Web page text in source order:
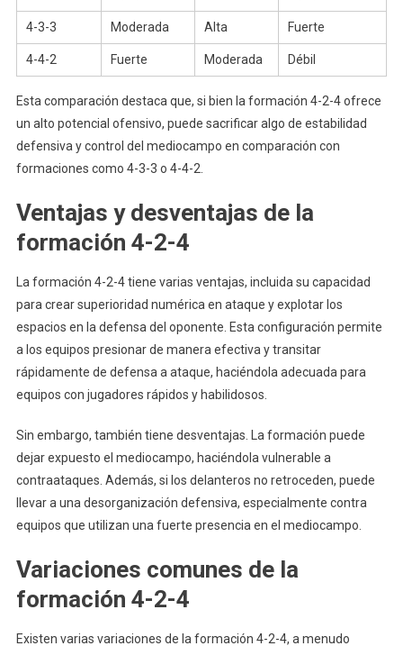
4-3-3 Moderada Alta Fuerte
4-4-2 Fuerte Moderada Débil
Esta comparación destaca que, si bien la formación 4-2-4 ofrece
un alto potencial ofensivo, puede sacrificar algo de estabilidad
defensiva y control del mediocampo en comparación con
formaciones como 4-3-3 o 4-4-2.
Ventajas y desventajas de la
formación 4-2-4
La formación 4-2-4 tiene varias ventajas, incluida su capacidad
para crear superioridad numérica en ataque y explotar los
espacios en la defensa del oponente. Esta configuración permite
a los equipos presionar de manera efectiva y transitar
rápidamente de defensa a ataque, haciéndola adecuada para
equipos con jugadores rápidos y habilidosos.
Sin embargo, también tiene desventajas. La formación puede
dejar expuesto el mediocampo, haciéndola vulnerable a
contraataques. Además, si los delanteros no retroceden, puede
llevar a una desorganización defensiva, especialmente contra
equipos que utilizan una fuerte presencia en el mediocampo.
Variaciones comunes de la
formación 4-2-4
Existen varias variaciones de la formación 4-2-4, a menudo